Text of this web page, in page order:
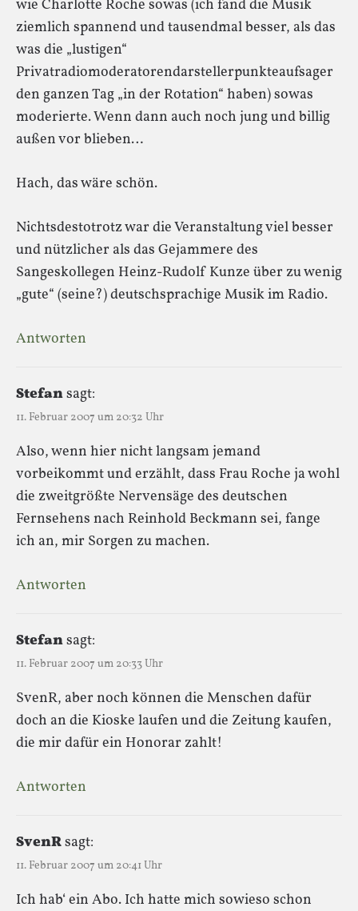
wie Charlotte Roche sowas (ich fand die Musik
ziemlich spannend und tausendmal besser, als das
was die „lustigen“
Privatradiomoderatorendarstellerpunkteaufsager
den ganzen Tag „in der Rotation“ haben) sowas
moderierte. Wenn dann auch noch jung und billig
außen vor blieben…
Hach, das wäre schön.
Nichtsdestotrotz war die Veranstaltung viel besser
und nützlicher als das Gejammere des
Sangeskollegen Heinz-Rudolf Kunze über zu wenig
„gute“ (seine?) deutschsprachige Musik im Radio.
Antworten
Stefansagt:
11. Februar 2007 um 20:32 Uhr
Also, wenn hier nicht langsam jemand
vorbeikommt und erzählt, dass Frau Roche ja wohl
die zweitgrößte Nervensäge des deutschen
Fernsehens nach Reinhold Beckmann sei, fange
ich an, mir Sorgen zu machen.
Antworten
Stefansagt:
11. Februar 2007 um 20:33 Uhr
SvenR, aber noch können die Menschen dafür
doch an die Kioske laufen und die Zeitung kaufen,
die mir dafür ein Honorar zahlt!
Antworten
SvenRsagt:
11. Februar 2007 um 20:41 Uhr
Ich hab‘ ein Abo. Ich hatte mich sowieso schon